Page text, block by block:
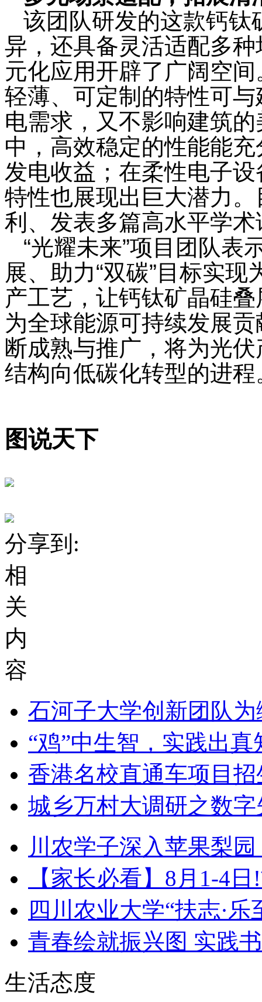
该团队研发的这款钙钛
异，还具备灵活适配多
元化应用开辟了广阔空
轻薄、可定制的特性可
电需求，又不影响建筑
中，高效稳定的性能能
发电收益；在柔性电子
特性也展现出巨大潜力。
利、发表多篇高水平学术
“光耀未来”项目团队表
展、助力“双碳”目标实
产工艺，让钙钛矿晶硅
为全球能源可持续发展
断成熟与推广，将为光
结构向低碳化转型的进程
图说天下
分享到:
相
关
内
容
石河子大学创新团队
“鸡”中生智，实践出真
香港名校直通车项目招
城乡万村大调研之数
川农学子深入苹果梨
【家长必看】8月1-4
四川农业大学“扶志·乐
青春绘就振兴图 实践
生活态度